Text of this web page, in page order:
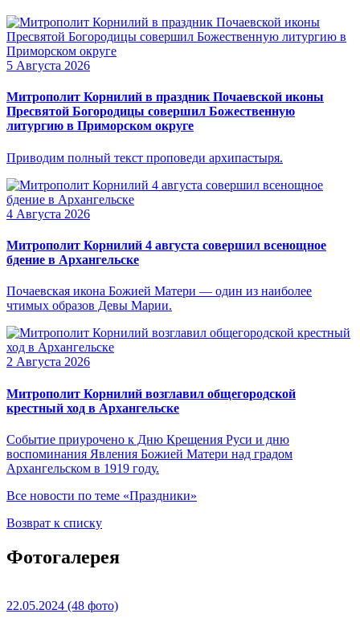
5 Августа 2026
Митрополит Корнилий в праздник Почаевской иконы
Пресвятой Богородицы совершил Божественную
литургию в Приморском округе
Приводим полный текст проповеди архипастыря.
4 Августа 2026
Митрополит Корнилий 4 августа совершил всенощное
бдение в Архангельске
Почаевская икона Божией Матери — один из наиболее
чтимых образов Девы Марии.
2 Августа 2026
Митрополит Корнилий возглавил общегородской
крестный ход в Архангельске
Событие приурочено к Дню Крещения Руси и дню
воспоминания Явления Божией Матери над градом
Архангельском в 1919 году.
Все новости по теме «Праздники»
Возврат к списку
Фотогалерея
22.05.2024 (48 фото)